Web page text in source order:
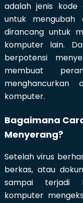
adalah jenis
untuk
dirancang untuk
komputer lain.
berpotensi
membuat
komputer.
Bagaimana
Menyerang?
Setelah virus
berkas, atau
sampai terjadi
komputer